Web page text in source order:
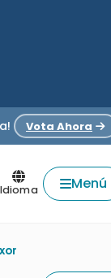
Vota Ahora
Idioma Menú